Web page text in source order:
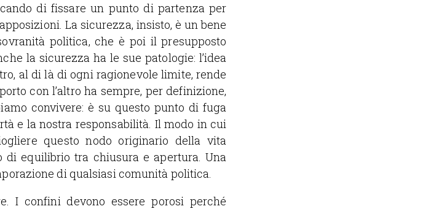
di fissare un punto di partenza per
La sicurezza, insisto, è un bene
politica, che è poi il presupposto
la sicurezza ha le sue patologie: l’idea
al di là di ogni ragionevole limite, rende
con l’altro ha sempre, per definizione,
convivere: è su questo punto di fuga
e la nostra responsabilità. Il modo in cui
questo nodo originario della vita
equilibrio tra chiusura e apertura. Una
di qualsiasi comunità politica.
I confini devono essere porosi perché